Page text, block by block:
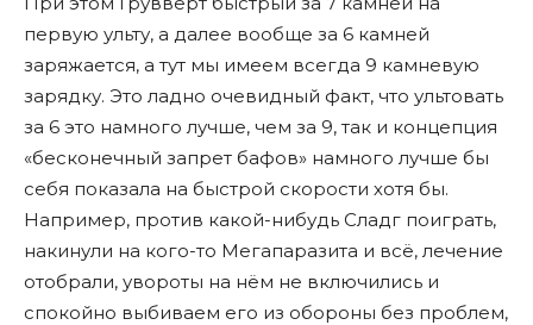
первую ульту, а далее вообще за 6 камней
заряжается, а тут мы имеем всегда 9 камневую
зарядку. Это ладно очевидный факт, что ультовать
за 6 это намного лучше, чем за 9, так и концепция
«бесконечный запрет бафов» намного лучше бы
себя показала на быстрой скорости хотя бы.
Например, против какой-нибудь Сладг поиграть,
накинули на кого-то Мегапаразита и всë, лечение
отобрали, увороты на нëм не включились и
спокойно выбиваем его из обороны без проблем,